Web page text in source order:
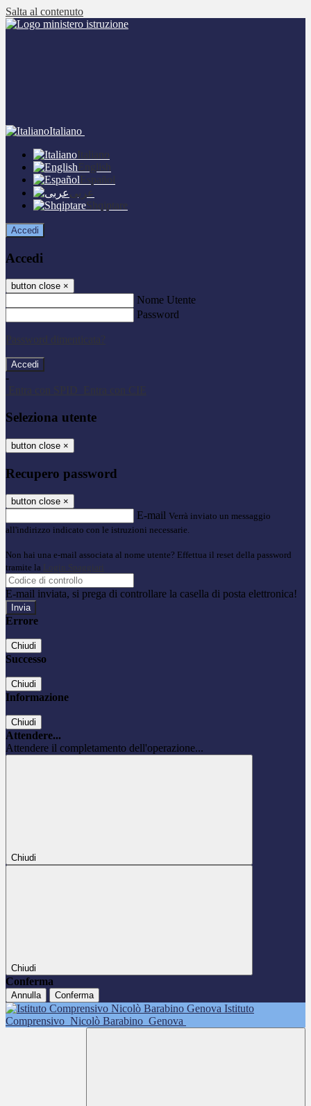
Salta al contenuto
Italiano
Italiano
English
Español
عربى
Shqiptare
Accedi
Accedi
button close ×
Nome Utente
Password
Password dimenticata?
-
Entra con SPID
Entra con CIE
Seleziona utente
button close ×
Recupero password
button close ×
E-mail Verrà inviato un messaggio
all'indirizzo indicato con le istruzioni necessarie.
Non hai una e-mail associata al nome utente? Effettua il reset della password
tramite la Login Spaggiari
E-mail inviata, si prega di controllare la casella di posta elettronica!
Errore
Chiudi
Successo
Chiudi
Informazione
Chiudi
Attendere...
Attendere il completamento dell'operazione...
Chiudi
Chiudi
Conferma
Annulla Conferma
Istituto
Comprensivo Nicolò Barabino Genova